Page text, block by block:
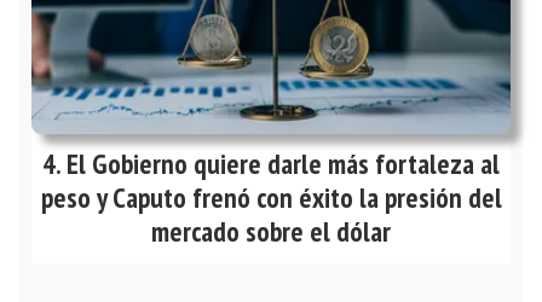
El Gobierno quiere darle más fortaleza al
peso y Caputo frenó con éxito la presión del
mercado sobre el dólar